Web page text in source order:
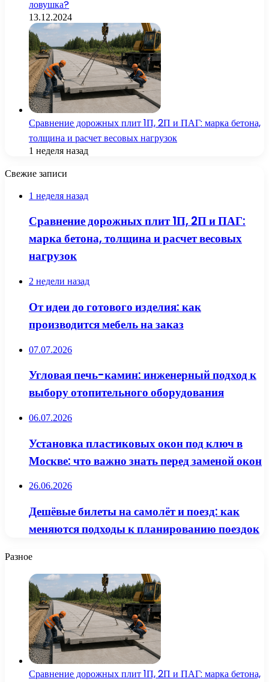
ловушка?
13.12.2024
Сравнение дорожных плит 1П, 2П и ПАГ: марка бетона,
толщина и расчет весовых нагрузок
1 неделя назад
Свежие записи
1 неделя назад
Сравнение дорожных плит 1П, 2П и ПАГ:
марка бетона, толщина и расчет весовых
нагрузок
2 недели назад
От идеи до готового изделия: как
производится мебель на заказ
07.07.2026
Угловая печь-камин: инженерный подход к
выбору отопительного оборудования
06.07.2026
Установка пластиковых окон под ключ в
Москве: что важно знать перед заменой окон
26.06.2026
Дешёвые билеты на самолёт и поезд: как
меняются подходы к планированию поездок
Разное
Сравнение дорожных плит 1П, 2П и ПАГ: марка бетона,